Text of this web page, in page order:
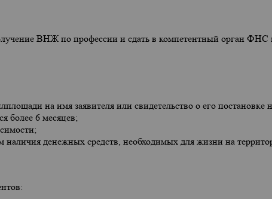
ВНЖ по профессии и сдать в компетентный орган ФНС
на имя заявителя или свидетельство о его
более 6 месяцев;
наличия денежных средств, необходимых для жизни на